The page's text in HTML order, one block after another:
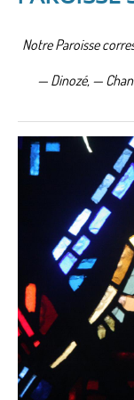
Notre Paroisse
— Dinozé, —